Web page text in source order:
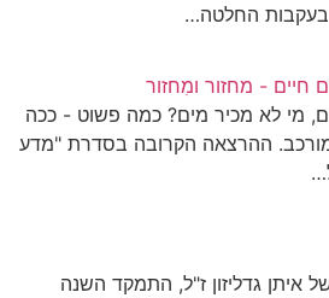
החלטה…
חיים - מחזור ומִחזור
מי לא מכיר מים? כמה פשוט - ככה
ההרצאה הקרובה בסדרת "מדע
איתן גדליזון ז"ל, התמקד השנה